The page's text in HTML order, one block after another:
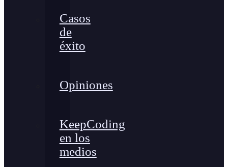
Casos
de
éxito
Opiniones
KeepCoding
en los
medios